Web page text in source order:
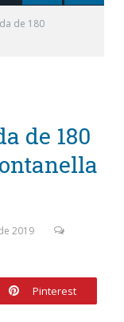
de 180
de 180
2019
Pinterest